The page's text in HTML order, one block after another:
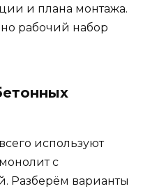
и плана монтажа.
рабочий набор
используют
с
Разберём варианты